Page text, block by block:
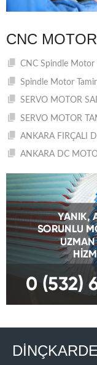
CNC
CNC Spindle Motor
Spindle Motor
SERVO MOTOR
SERVO MOTOR
ANKARA FIRÇALI
ANKARA DC